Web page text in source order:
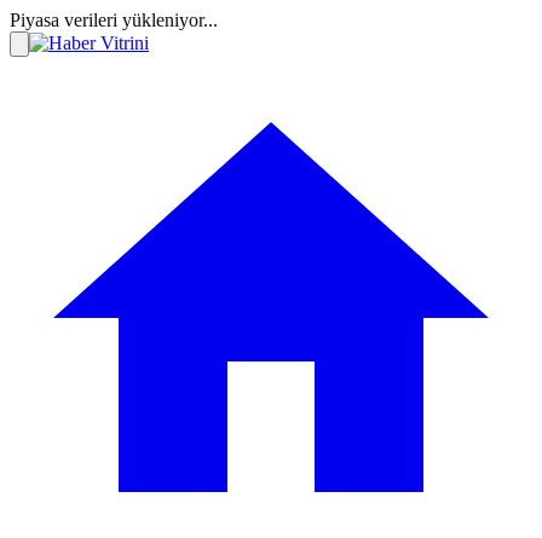
Piyasa verileri yükleniyor...